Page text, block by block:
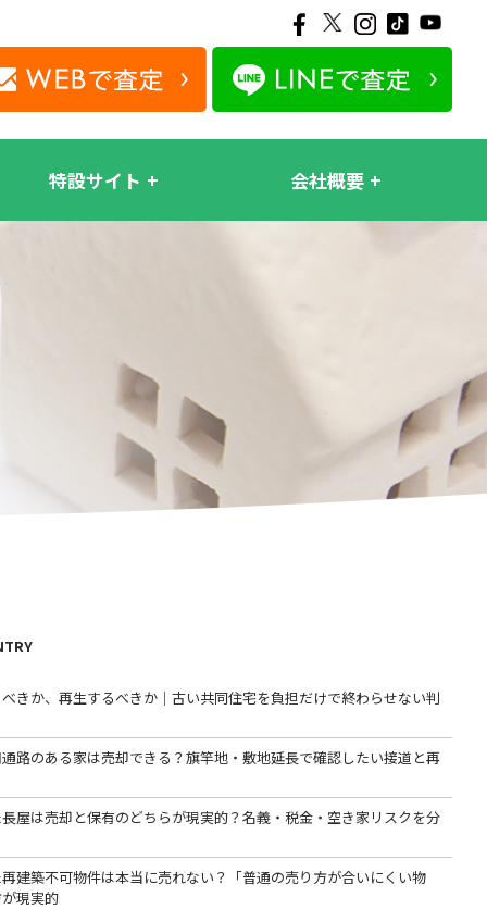
特設サイト 会社概要
きか、再生するべきか｜古い共同住宅を負担だけで終わらせない判
通路のある家は売却できる？旗竿地・敷地延長で確認したい接道と再
屋は売却と保有のどちらが現実的？名義・税金・空き家リスクを分
建築不可物件は本当に売れない？「普通の売り方が合いにくい物
現実的